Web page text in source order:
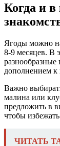
Когда и в
Ягоды можно
8-9 месяцев. В
дополнением
Важно
малина или
предложить в
чтобы
ЧИТАТЬ